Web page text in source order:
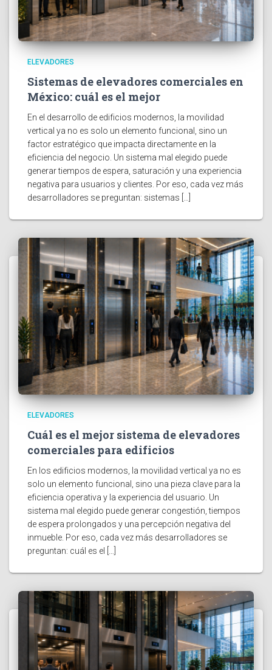
ELEVADORES
Sistemas de elevadores comerciales en
México: cuál es el mejor
En el desarrollo de edificios modernos, la movilidad
vertical ya no es solo un elemento funcional, sino un
factor estratégico que impacta directamente en la
eficiencia del negocio. Un sistema mal elegido puede
generar tiempos de espera, saturación y una experiencia
negativa para usuarios y clientes. Por eso, cada vez más
desarrolladores se preguntan: sistemas […]
ELEVADORES
Cuál es el mejor sistema de elevadores
comerciales para edificios
En los edificios modernos, la movilidad vertical ya no es
solo un elemento funcional, sino una pieza clave para la
eficiencia operativa y la experiencia del usuario. Un
sistema mal elegido puede generar congestión, tiempos
de espera prolongados y una percepción negativa del
inmueble. Por eso, cada vez más desarrolladores se
preguntan: cuál es el […]